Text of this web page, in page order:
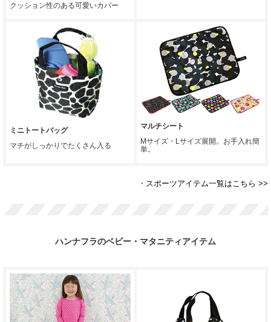
クッション性のある可愛いカバー
ミニトートバッグ
マチがしっかりでたくさん入る
マルチシート
Mサイズ・Lサイズ展開。お手入れ簡
単。
・ スポーツアイテム一覧はこちら >>
ハンナフラのベビー・マタニティアイテム